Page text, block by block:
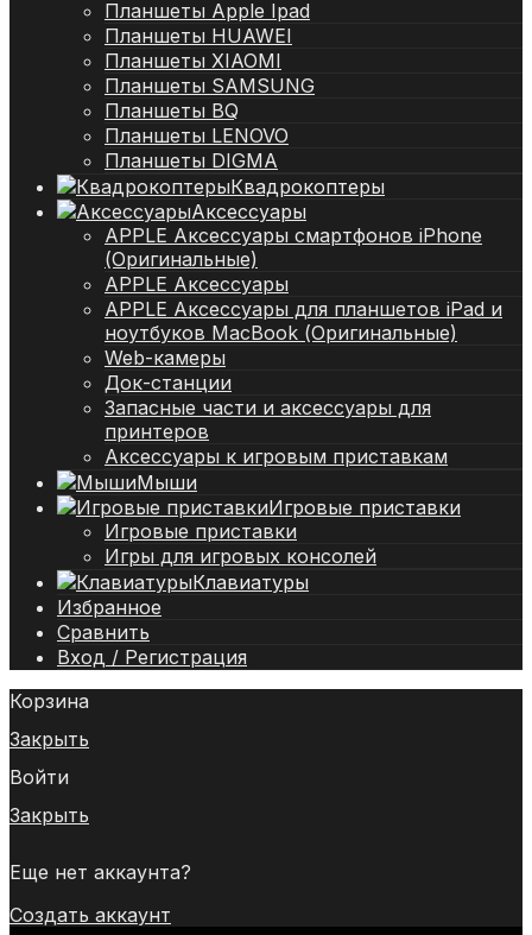
Планшеты Apple Ipad
Планшеты HUAWEI
Планшеты XIAOMI
Планшеты SAMSUNG
Планшеты BQ
Планшеты LENOVO
Планшеты DIGMA
Квадрокоптеры
Аксессуары
APPLE Аксессуары смартфонов iPhone
(Оригинальные)
APPLE Аксессуары
APPLE Аксессуары для планшетов iPad и
ноутбуков MacBook (Оригинальные)
Web-камеры
Док-станции
Запасные части и аксессуары для
принтеров
Аксессуары к игровым приставкам
Мыши
Игровые приставки
Игровые приставки
Игры для игровых консолей
Клавиатуры
Избранное
Сравнить
Вход / Регистрация
Корзина
Закрыть
Войти
Закрыть
Еще нет аккаунта?
Создать аккаунт